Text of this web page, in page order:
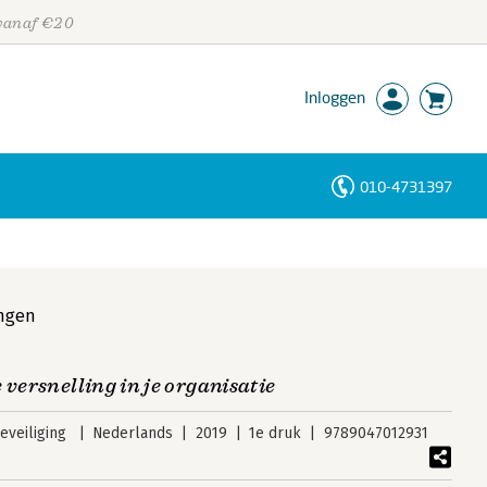
€20
Inloggen
010-4731397
versnelling in je organisatie
Nederlands 2019 1e druk 9789047012931
Personen